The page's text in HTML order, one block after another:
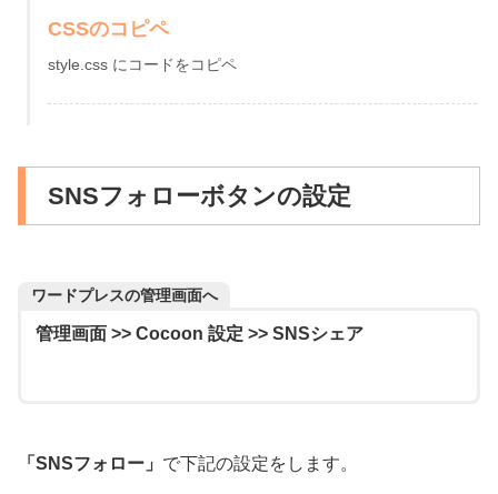
CSSのコピペ
style.css にコードをコピペ
SNSフォローボタンの設定
ワードプレスの管理画面へ
管理画面 >> Cocoon 設定 >> SNSシェア
「SNSフォロー」 で下記の設定をします。